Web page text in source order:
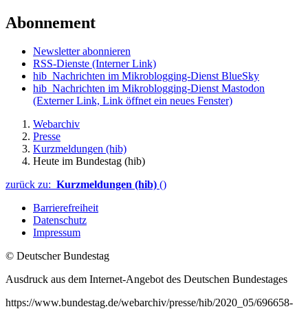
Abonnement
Newsletter abonnieren
RSS-Dienste (Interner Link)
hib_Nachrichten im Mikroblogging-Dienst BlueSky
hib_Nachrichten im Mikroblogging-Dienst Mastodon
(Externer Link, Link öffnet ein neues Fenster)
Webarchiv
Presse
Kurzmeldungen (hib)
Heute im Bundestag (hib)
zurück zu: Kurzmeldungen (hib) ()
Barrierefreiheit
Datenschutz
Impressum
© Deutscher Bundestag
Ausdruck aus dem Internet-Angebot des Deutschen Bundestages
https://www.bundestag.de/webarchiv/presse/hib/2020_05/696658-